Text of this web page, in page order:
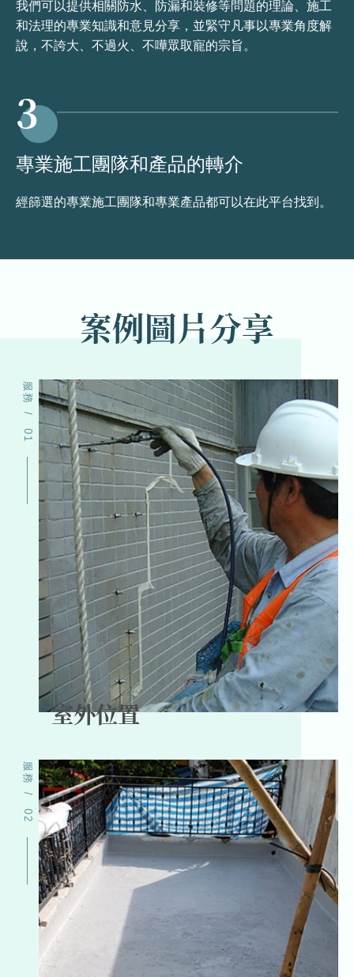
我們可以提供相關防水、防漏和裝修等問題的理論、施工
和法理的專業知識和意見分享，並緊守凡事以專業角度解
說，不誇大、不過火、不嘩眾取寵的宗旨。
3
專業施工團隊和產品的轉介
經篩選的專業施工團隊和專業產品都可以在此平台找到。
案例圖片分享
服務
/
01
室外位置
服務
/
02